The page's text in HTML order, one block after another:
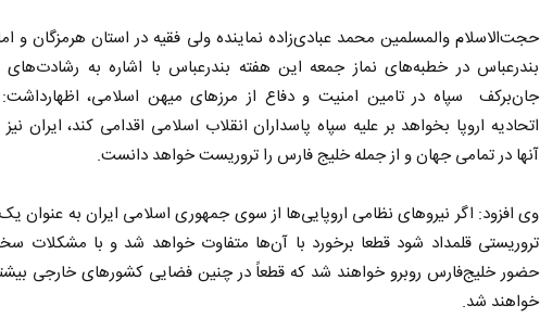
حجت‌الاسلام والمسلمین محمد عبادی‌زاده نماینده ولی فقیه در استان هرمزگان و
بندرعباس در خطبه‌های نماز جمعه این هفته بندرعباس با اشاره به رشادت‌های
جان‌برکف سپاه در تامین امنیت و دفاع از مرزهای میهن اسلامی،
اتحادیه اروپا بخواهد بر علیه سپاه پاسداران انقلاب اسلامی اقدامی کند، ایران
آنها در تمامی جهان و از جمله خلیج فارس را تروریست خواهد دانست.
وی افزود: اگر نیروهای نظامی اروپایی‌ها از سوی جمهوری اسلامی ایران به عنوان
تروریستی قلمداد شود قطعا برخورد با آن‌ها متفاوت خواهد شد و با مشکلات
حضور خلیج‌فارس روبرو خواهند شد که قطعاً در چنین فضایی کشورهای خارجی
خواهند شد.